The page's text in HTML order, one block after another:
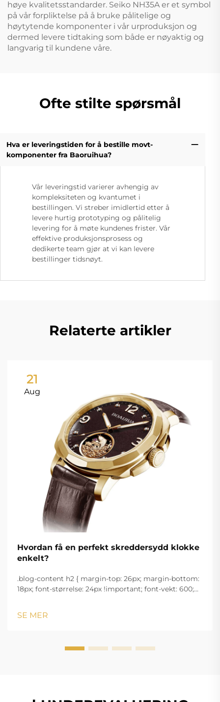
høye kvalitetsstandarder. Seiko NH35A er et symbol
på vår forpliktelse på å bruke pålitelige og
høytytende komponenter i vår urproduksjon og
dermed levere tidtaking som både er nøyaktig og
langvarig til kundene våre.
Ofte stilte spørsmål
Hva er leveringstiden for å bestille movt-
komponenter fra Baoruihua?
Vår leveringstid varierer avhengig av
kompleksiteten og kvantumet i
bestillingen. Vi streber imidlertid etter å
levere hurtig prototyping og pålitelig
levering for å møte kundenes frister. Vår
effektive produksjonsprosess og
dedikerte team gjør at vi kan levere
bestillinger tidsnøyt.
Relaterte artikler
21
Aug
Hvordan få en perfekt skreddersydd klokke
enkelt?
.blog-content h2 { margin-top: 26px; margin-bottom:
18px; font-størrelse: 24px !important; font-vekt: 600;
!important; font-v...
SE MER